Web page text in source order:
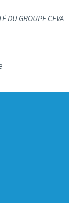
DU GROUPE CEVA